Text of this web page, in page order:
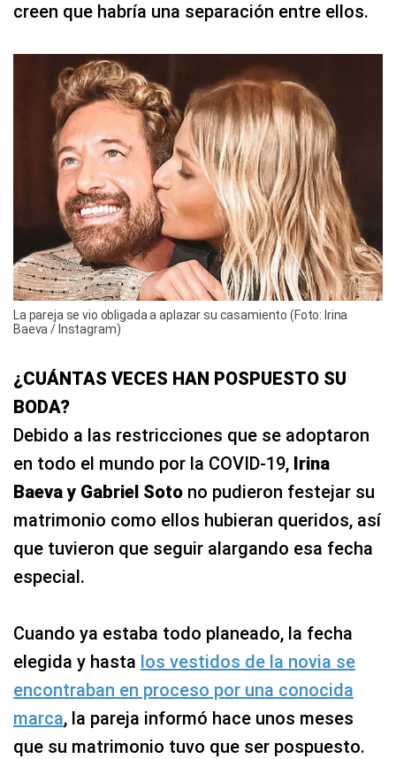
creen que habría una separación entre ellos.
La pareja se vio obligada a aplazar su casamiento (Foto: Irina
Baeva / Instagram)
¿CUÁNTAS VECES HAN POSPUESTO SU
BODA?
Debido a las restricciones que se adoptaron
en todo el mundo por la COVID-19, Irina
Baeva y Gabriel Soto no pudieron festejar su
matrimonio como ellos hubieran queridos, así
que tuvieron que seguir alargando esa fecha
especial.
Cuando ya estaba todo planeado, la fecha
elegida y hasta los vestidos de la novia se
encontraban en proceso por una conocida
marca, la pareja informó hace unos meses
que su matrimonio tuvo que ser pospuesto.